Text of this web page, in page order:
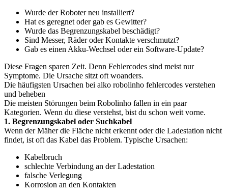
Wurde der Roboter neu installiert?
Hat es geregnet oder gab es Gewitter?
Wurde das Begrenzungskabel beschädigt?
Sind Messer, Räder oder Kontakte verschmutzt?
Gab es einen Akku-Wechsel oder ein Software-Update?
Diese Fragen sparen Zeit. Denn Fehlercodes sind meist nur
Symptome. Die Ursache sitzt oft woanders.
Die häufigsten Ursachen bei alko robolinho fehlercodes verstehen
und beheben
Die meisten Störungen beim Robolinho fallen in ein paar
Kategorien. Wenn du diese verstehst, bist du schon weit vorne.
1. Begrenzungskabel oder Suchkabel
Wenn der Mäher die Fläche nicht erkennt oder die Ladestation nicht
findet, ist oft das Kabel das Problem. Typische Ursachen:
Kabelbruch
schlechte Verbindung an der Ladestation
falsche Verlegung
Korrosion an den Kontakten